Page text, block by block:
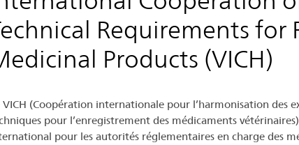
Requirements
Products (VICH)
VICH (Coopération internationale pour l’harmonisation des
pour l’enregistrement des médicaments
pour les autorités réglementaires en charge des